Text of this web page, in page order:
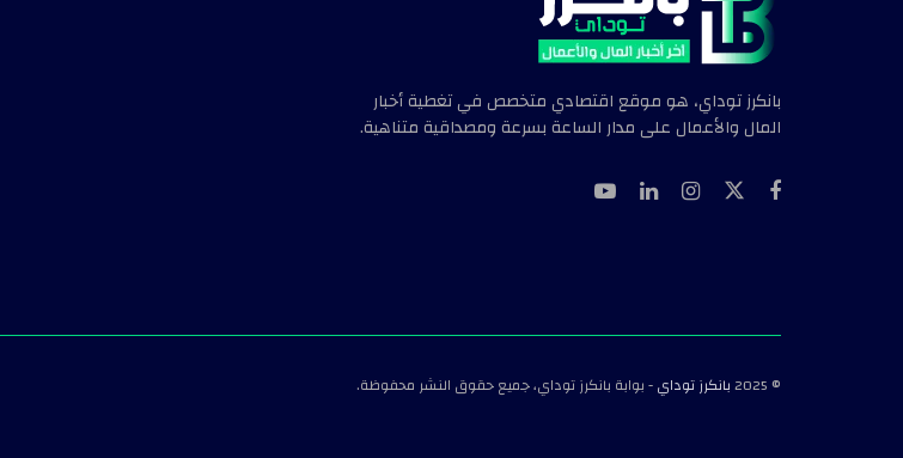
بانكرز توداي، هو موقع اقتصادي متخصص في تغطية أخبار
المال والأعمال على مدار الساعة بسرعة ومصداقية متناهية.
© 2025 بانكرز توداي- بوابة بانكرز توداي، جميع حقوق النشر محفوظة.